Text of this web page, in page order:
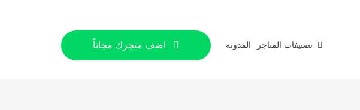
تصنيفات المتاجر المدونة اضف متجرك مجاناً